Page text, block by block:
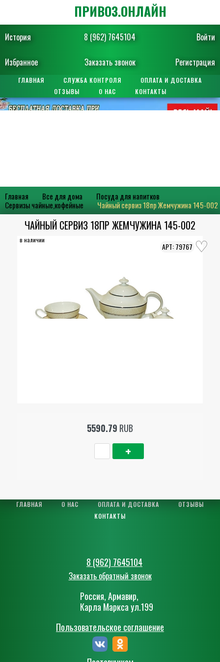
История 8 (962) 7645104 Войти
Избранное Заказать звонок Регистрация
ПРИВОЗ.ОНЛАЙН
ГЛАВНАЯ СЛУЖБА КОНТРОЛЯ
ОПЛАТА И ДОСТАВКА
ОТЗЫВЫ
О НАС КОНТАКТЫ
Главная Все для дома
Посуда для напитков
Сервизы чайные,кофейные
Чайный сервиз 18пр Жемчужина 145-002
ЧАЙНЫЙ СЕРВИЗ 18ПР ЖЕМЧУЖИНА 145-002
в наличии
79767
5590.79 RUB
ГЛАВНАЯ О НАС ОПЛАТА И ДОСТАВКА
ОТЗЫВЫ
КОНТАКТЫ
8 (962) 7645104
Заказать обратный звонок
Россия, Армавир,
Карла Маркса ул.199
Пользовательское соглашение